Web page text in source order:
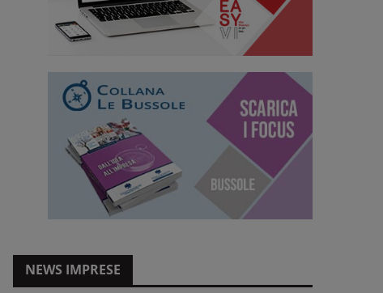
NEWS IMPRESE